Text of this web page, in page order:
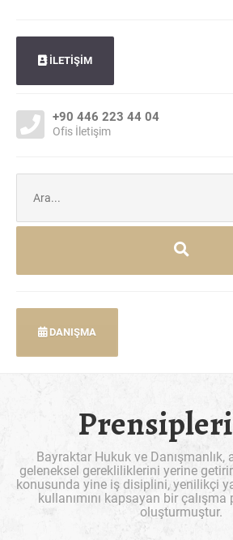
İLETİŞİM
+90 446 223 44 04
Ofis İletişim
ara:
DANIŞMA
Bayraktar Hukuk ve
geleneksel gerekliliklerini yerine
konusunda yine iş disiplini, yenilikçi
kullanımını kapsayan bir
oluşturmuştur.